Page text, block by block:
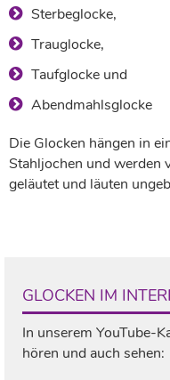
Sterbeglocke,
Trauglocke,
Taufglocke und
Abendmahlsglocke
Die Glocken hängen in
Stahljochen und werden
geläutet und läuten
GLOCKEN IM
In unserem YouTube-
hören und auch sehen: